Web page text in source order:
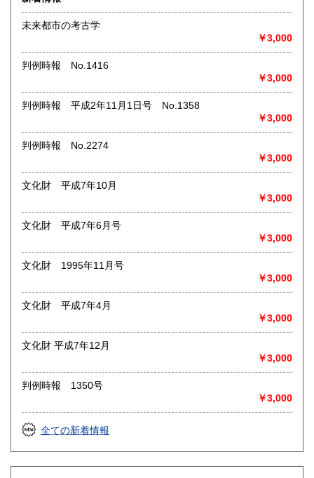
武道・山岳・オカルト・幻想文学・サブカルチャー・70年
代、80年代アイドル・アニメ・漫画・雑誌・アダルト・マニ
◎メディア商品【ジャズ・ロック・クラシック・映画・アニ
メ・ゲーム・声優・アイドル・ビジネス・アダルト・車・バ
EP、カセット、ポスター、おもちゃ、グッズ、パンフレット
などマニアックなものを中心に高価買取
ンタイア・和本・漢籍・戦争㊙︎資料・書道具・茶道具・戦前
絵はがき・鳥瞰図・古地図・浮世絵・軸・拓本・印譜・エロ
グロ】など古いものの中には希少価値の高いものも多数ござ
いますので価値がないと処分される前に是非 ｢古本倶楽部｣ま
沿線名：-
営業時間：-
定休日：-
書籍の買取について
○出張買取は通常、東海圏のみ
※お売り頂ける本の量や質が見込める場合は関東〜近畿エリ
ア要相談
例
【大学の研究室の整理】
【遺品整理で古い紙モノや道具など価値の有無が分からない
ものがある】
【神社仏閣、蔵の整理、中国古典籍など査定にかなりの専門
知識を要する】
未来都市の考古学
￥3,000
判例時報 No.1416
￥3,000
判例時報 平成2年11月1日号 No.1358
￥3,000
判例時報 No.2274
￥3,000
文化財 平成7年10月
￥3,000
文化財 平成7年6月号
￥3,000
文化財 1995年11月号
￥3,000
文化財 平成7年4月
￥3,000
文化財 平成7年12月
￥3,000
判例時報 1350号
￥3,000
全ての新着情報